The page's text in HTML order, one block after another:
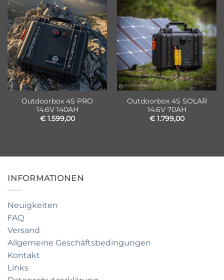
Outdoorbox 4S PRO
14.6V 140AH
€1.599,00
Outdoorbox 4S SOLAR
14.6V 70AH
€1.799,00
INFORMATIONEN
Neuigkeiten
FAQ
Versand
Allgemeine Geschäftsbedingungen
Kontakt
Links